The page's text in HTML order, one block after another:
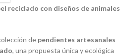
reciclado con diseños de animales
de pendientes artesanales
, una propuesta única y ecológica